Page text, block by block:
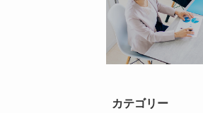
カテゴリー